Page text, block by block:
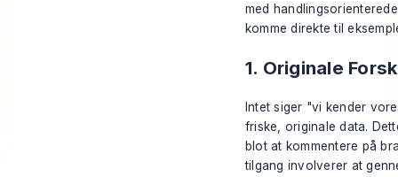
med
komme direkte til
1. Originale
Intet siger "vi kender
friske, originale data.
blot at kommentere på
tilgang involverer at